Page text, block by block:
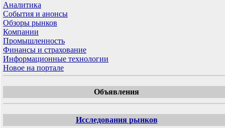
Аналитика
События и анонсы
Обзоры рынков
Компании
Промышленность
Финансы и страхование
Информационные технологии
Новое на портале
Объявления
Исследования рынков